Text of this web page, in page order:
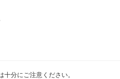
分にご注意ください。